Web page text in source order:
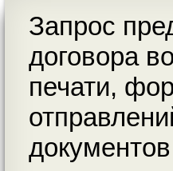
Запрос
договора
печати,